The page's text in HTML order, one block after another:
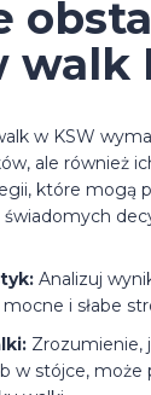
walk
w KSW
ale również
które mogą
Analizuj
i słabe
Zrozumienie,
w stójce, może